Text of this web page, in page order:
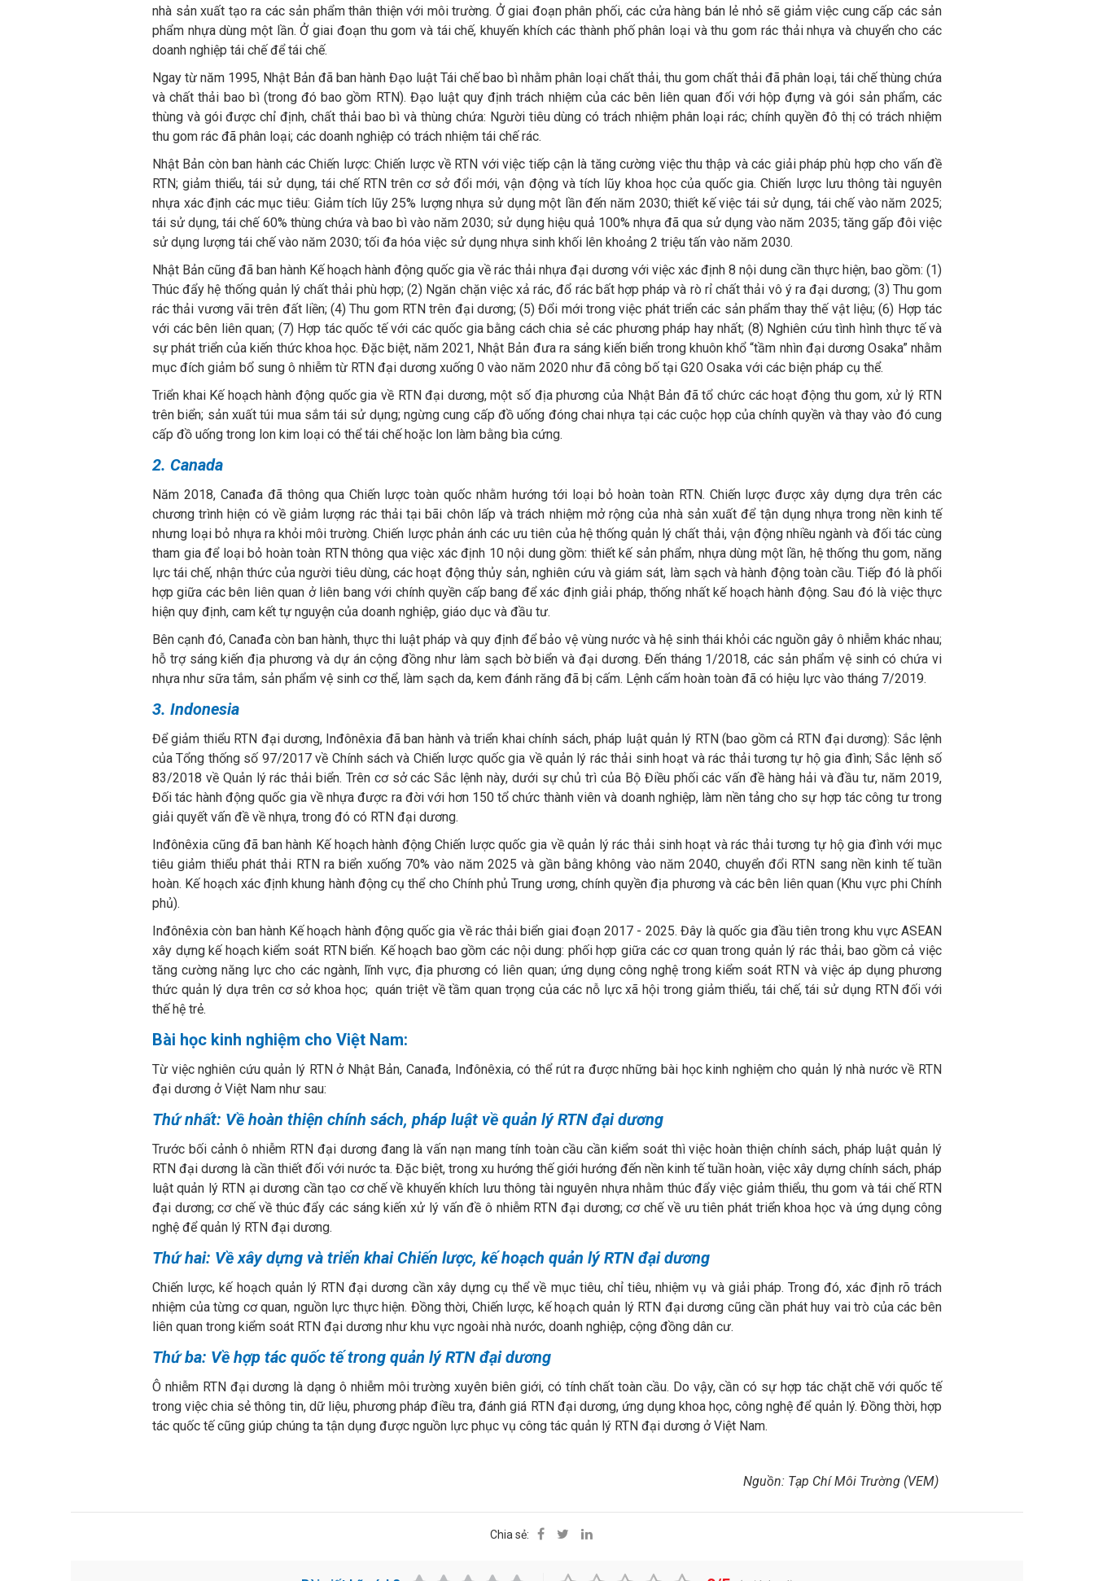
nhà sản xuất tạo ra các sản phẩm thân thiện với môi trường. Ở giai đoạn phân phối, các cửa hàng bán lẻ nhỏ sẽ giảm việc cung cấp các sản
phẩm nhựa dùng một lần. Ở giai đoạn thu gom và tái chế, khuyến khích các thành phố phân loại và thu gom rác thải nhựa và chuyển cho các
doanh nghiệp tái chế để tái chế.
Ngay từ năm 1995, Nhật Bản đã ban hành Đạo luật Tái chế bao bì nhằm phân loại chất thải, thu gom chất thải đã phân loại, tái chế thùng chứa
và chất thải bao bì (trong đó bao gồm RTN). Đạo luật quy định trách nhiệm của các bên liên quan đối với hộp đựng và gói sản phẩm, các
thùng và gói được chỉ định, chất thải bao bì và thùng chứa: Người tiêu dùng có trách nhiệm phân loại rác; chính quyền đô thị có trách nhiệm
thu gom rác đã phân loại; các doanh nghiệp có trách nhiệm tái chế rác.
Nhật Bản còn ban hành các Chiến lược: Chiến lược về RTN với việc tiếp cận là tăng cường việc thu thập và các giải pháp phù hợp cho vấn đề
RTN; giảm thiểu, tái sử dụng, tái chế RTN trên cơ sở đổi mới, vận động và tích lũy khoa học của quốc gia. Chiến lược lưu thông tài nguyên
nhựa xác định các mục tiêu: Giảm tích lũy 25% lượng nhựa sử dụng một lần đến năm 2030; thiết kế việc tái sử dụng, tái chế vào năm 2025;
tái sử dụng, tái chế 60% thùng chứa và bao bì vào năm 2030; sử dụng hiệu quả 100% nhựa đã qua sử dụng vào năm 2035; tăng gấp đôi việc
sử dụng lượng tái chế vào năm 2030; tối đa hóa việc sử dụng nhựa sinh khối lên khoảng 2 triệu tấn vào năm 2030.
Nhật Bản cũng đã ban hành Kế hoạch hành động quốc gia về rác thải nhựa đại dương với việc xác định 8 nội dung cần thực hiện, bao gồm: (1)
Thúc đẩy hệ thống quản lý chất thải phù hợp; (2) Ngăn chặn việc xả rác, đổ rác bất hợp pháp và rò rỉ chất thải vô ý ra đại dương; (3) Thu gom
rác thải vương vãi trên đất liền; (4) Thu gom RTN trên đại dương; (5) Đổi mới trong việc phát triển các sản phẩm thay thế vật liệu; (6) Hợp tác
với các bên liên quan; (7) Hợp tác quốc tế với các quốc gia bằng cách chia sẻ các phương pháp hay nhất; (8) Nghiên cứu tình hình thực tế và
sự phát triển của kiến thức khoa học. Đặc biệt, năm 2021, Nhật Bản đưa ra sáng kiến biển trong khuôn khổ “tầm nhìn đại dương Osaka” nhằm
mục đích giảm bổ sung ô nhiễm từ RTN đại dương xuống 0 vào năm 2020 như đã công bố tại G20 Osaka với các biện pháp cụ thể.
Triển khai Kế hoạch hành động quốc gia về RTN đại dương, một số địa phương của Nhật Bản đã tổ chức các hoạt động thu gom, xử lý RTN
trên biển; sản xuất túi mua sắm tái sử dụng; ngừng cung cấp đồ uống đóng chai nhựa tại các cuộc họp của chính quyền và thay vào đó cung
cấp đồ uống trong lon kim loại có thể tái chế hoặc lon làm bằng bìa cứng.
2. Canada
Năm 2018, Canađa đã thông qua Chiến lược toàn quốc nhằm hướng tới loại bỏ hoàn toàn RTN. Chiến lược được xây dựng dựa trên các
chương trình hiện có về giảm lượng rác thải tại bãi chôn lấp và trách nhiệm mở rộng của nhà sản xuất để tận dụng nhựa trong nền kinh tế
nhưng loại bỏ nhựa ra khỏi môi trường. Chiến lược phản ánh các ưu tiên của hệ thống quản lý chất thải, vận động nhiều ngành và đối tác cùng
tham gia để loại bỏ hoàn toàn RTN thông qua việc xác định 10 nội dung gồm: thiết kế sản phẩm, nhựa dùng một lần, hệ thống thu gom, năng
lực tái chế, nhận thức của người tiêu dùng, các hoạt động thủy sản, nghiên cứu và giám sát, làm sạch và hành động toàn cầu. Tiếp đó là phối
hợp giữa các bên liên quan ở liên bang với chính quyền cấp bang để xác định giải pháp, thống nhất kế hoạch hành động. Sau đó là việc thực
hiện quy định, cam kết tự nguyện của doanh nghiệp, giáo dục và đầu tư.
Bên cạnh đó, Canađa còn ban hành, thực thi luật pháp và quy định để bảo vệ vùng nước và hệ sinh thái khỏi các nguồn gây ô nhiễm khác nhau;
hỗ trợ sáng kiến địa phương và dự án cộng đồng như làm sạch bờ biển và đại dương. Đến tháng 1/2018, các sản phẩm vệ sinh có chứa vi
nhựa như sữa tắm, sản phẩm vệ sinh cơ thể, làm sạch da, kem đánh răng đã bị cấm. Lệnh cấm hoàn toàn đã có hiệu lực vào tháng 7/2019.
3. Indonesia
Để giảm thiểu RTN đại dương, Inđônêxia đã ban hành và triển khai chính sách, pháp luật quản lý RTN (bao gồm cả RTN đại dương): Sắc lệnh
của Tổng thống số 97/2017 về Chính sách và Chiến lược quốc gia về quản lý rác thải sinh hoạt và rác thải tương tự hộ gia đình; Sắc lệnh số
83/2018 về Quản lý rác thải biển. Trên cơ sở các Sắc lệnh này, dưới sự chủ trì của Bộ Điều phối các vấn đề hàng hải và đầu tư, năm 2019,
Đối tác hành động quốc gia về nhựa được ra đời với hơn 150 tổ chức thành viên và doanh nghiệp, làm nền tảng cho sự hợp tác công tư trong
giải quyết vấn đề về nhựa, trong đó có RTN đại dương.
Inđônêxia cũng đã ban hành Kế hoạch hành động Chiến lược quốc gia về quản lý rác thải sinh hoạt và rác thải tương tự hộ gia đình với mục
tiêu giảm thiểu phát thải RTN ra biển xuống 70% vào năm 2025 và gần bằng không vào năm 2040, chuyển đổi RTN sang nền kinh tế tuần
hoàn. Kế hoạch xác định khung hành động cụ thể cho Chính phủ Trung ương, chính quyền địa phương và các bên liên quan (Khu vực phi Chính
phủ).
Inđônêxia còn ban hành Kế hoạch hành động quốc gia về rác thải biển giai đoạn 2017 - 2025. Đây là quốc gia đầu tiên trong khu vực ASEAN
xây dựng kế hoạch kiểm soát RTN biển. Kế hoạch bao gồm các nội dung: phối hợp giữa các cơ quan trong quản lý rác thải, bao gồm cả việc
tăng cường năng lực cho các ngành, lĩnh vực, địa phương có liên quan; ứng dụng công nghệ trong kiểm soát RTN và việc áp dụng phương
thức quản lý dựa trên cơ sở khoa học; quán triệt về tầm quan trọng của các nỗ lực xã hội trong giảm thiểu, tái chế, tái sử dụng RTN đối với
thế hệ trẻ.
Bài học kinh nghiệm cho Việt Nam:
Từ việc nghiên cứu quản lý RTN ở Nhật Bản, Canađa, Inđônêxia, có thể rút ra được những bài học kinh nghiệm cho quản lý nhà nước về RTN
đại dương ở Việt Nam như sau:
Thứ nhất: Về hoàn thiện chính sách, pháp luật về quản lý RTN đại dương
Trước bối cảnh ô nhiễm RTN đại dương đang là vấn nạn mang tính toàn cầu cần kiểm soát thì việc hoàn thiện chính sách, pháp luật quản lý
RTN đại dương là cần thiết đối với nước ta. Đặc biệt, trong xu hướng thế giới hướng đến nền kinh tế tuần hoàn, việc xây dựng chính sách, pháp
luật quản lý RTN ại dương cần tạo cơ chế về khuyến khích lưu thông tài nguyên nhựa nhằm thúc đẩy việc giảm thiểu, thu gom và tái chế RTN
đại dương; cơ chế về thúc đẩy các sáng kiến xử lý vấn đề ô nhiễm RTN đại dương; cơ chế về ưu tiên phát triển khoa học và ứng dụng công
nghệ để quản lý RTN đại dương.
Thứ hai: Về xây dựng và triển khai Chiến lược, kế hoạch quản lý RTN đại dương
Chiến lược, kế hoạch quản lý RTN đại dương cần xây dựng cụ thể về mục tiêu, chỉ tiêu, nhiệm vụ và giải pháp. Trong đó, xác định rõ trách
nhiệm của từng cơ quan, nguồn lực thực hiện. Đồng thời, Chiến lược, kế hoạch quản lý RTN đại dương cũng cần phát huy vai trò của các bên
liên quan trong kiểm soát RTN đại dương như khu vực ngoài nhà nước, doanh nghiệp, cộng đồng dân cư.
Thứ ba: Về hợp tác quốc tế trong quản lý RTN đại dương
Ô nhiễm RTN đại dương là dạng ô nhiễm môi trường xuyên biên giới, có tính chất toàn cầu. Do vậy, cần có sự hợp tác chặt chẽ với quốc tế
trong việc chia sẻ thông tin, dữ liệu, phương pháp điều tra, đánh giá RTN đại dương, ứng dụng khoa học, công nghệ để quản lý. Đồng thời, hợp
tác quốc tế cũng giúp chúng ta tận dụng được nguồn lực phục vụ công tác quản lý RTN đại dương ở Việt Nam.
Nguồn: Tạp Chí Môi Trường (VEM)
Chia sẻ: